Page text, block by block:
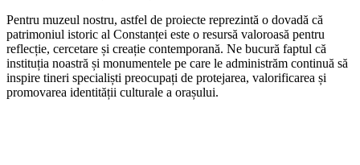
Pentru muzeul nostru, astfel de proiecte reprezintă o dovadă că
patrimoniul istoric al Constanței este o resursă valoroasă pentru
reflecție, cercetare și creație contemporană. Ne bucură faptul că
instituția noastră și monumentele pe care le administrăm continuă să
inspire tineri specialiști preocupați de protejarea, valorificarea și
promovarea identității culturale a orașului.